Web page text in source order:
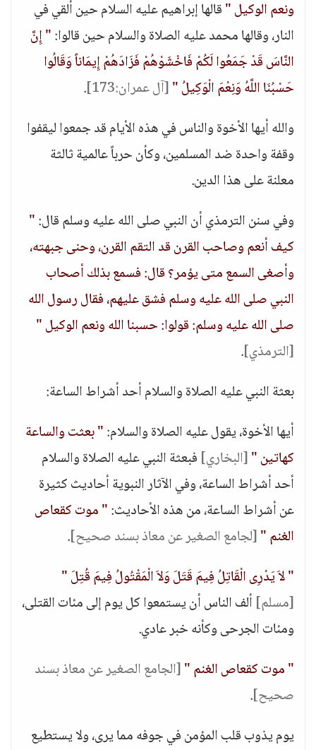
ونعم الوكيل "قالها إبراهيم عليه السلام حين ألقي في
النار، وقالها محمد عليه الصلاة والسلام حين قالوا:" إِنَّ
النَّاسَ قَدْ جَمَعُوا لَكُمْ فَاخْشَوْهُمْ فَزَادَهُمْ إِيمَاناً وَقَالُوا
حَسْبُنَا اللَّهُ وَنِعْمَ الْوَكِيلُ "[آل عمران:173]
.
والله أيها الأخوة والناس في هذه الأيام قد جمعوا ليقفوا
وقفة واحدة ضد المسلمين، وكأن حرباً عالمية ثالثة
معلنة على هذا الدين.
وفي سنن الترمذي أن النبي صلى الله عليه وسلم قال:"
كيف أنعم وصاحب القرن قد التقم القرن، وحنى جبهته،
وأصغى السمع متى يؤمر؟ قال: فسمع بذلك أصحاب
النبي صلى الله عليه وسلم فشق عليهم، فقال رسول الله
صلى الله عليه وسلم: قولوا: حسبنا الله ونعم الوكيل "
[الترمذي].
بعثة النبي عليه الصلاة والسلام أحد أشراط الساعة:
أيها الأخوة، يقول عليه الصلاة والسلام:" بعثت والساعة
كهاتين "[البخاري] فبعثة النبي عليه الصلاة والسلام
أحد أشراط الساعة، وفي الآثار النبوية أحاديث كثيرة
عن أشراط الساعة، من هذه الأحاديث:" موت كقعاص
الغنم "[لجامع الصغير عن معاذ بسند صحيح].
" لاَ يَدْرِى الْقَاتِلُ فِيمَ قَتَلَ وَلاَ الْمَقْتُولُ فِيمَ قُتِلَ "
[مسلم] ألف الناس أن يستمعوا كل يوم إلى مئات القتلى،
ومئات الجرحى وكأنه خبر عادي.
" موت كقعاص الغنم "[الجامع الصغير عن معاذ بسند
صحيح].
يوم يذوب قلب المؤمن في جوفه مما يرى، ولا يستطيع